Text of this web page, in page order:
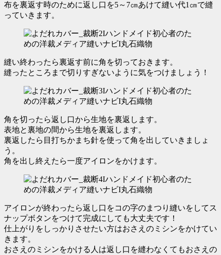
布を裏返す時のために返し口を5～7㎝あけて縫い代1㎝で縫
っていきます。
縫い終わったら裏返す前に角を切っておきます。
縫ったところまで切りすぎないように気をつけましょう！
角を切ったら返し口から生地を裏返します。
表地と裏地の間から生地を裏返します。
裏返したら目打ちかまち針を使って角を出していきましょ
う。
角を出し終えたら一度アイロンをかけます。
アイロンが終わったら返し口をコの字のまつり縫いをしてス
ナップボタンをつけて完成にしても大丈夫です！
仕上がりをしっかりさせたい方はおさえのミシンをかけてい
きます。
おさえのミシンをかける人は返し口を縫わなくてもおさえの